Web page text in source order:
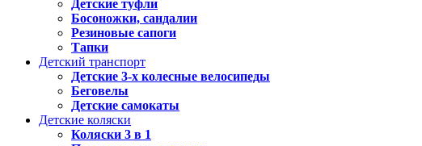
Детские туфли
Босоножки, сандалии
Резиновые сапоги
Тапки
Детский транспорт
Детские 3-х колесные велосипеды
Беговелы
Детские самокаты
Детские коляски
Коляски 3 в 1